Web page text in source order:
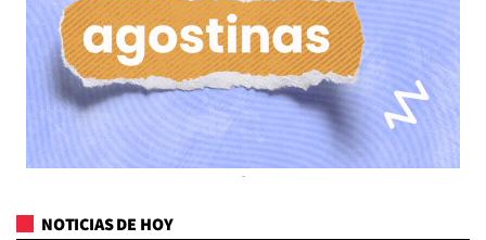
NOTICIAS DE HOY